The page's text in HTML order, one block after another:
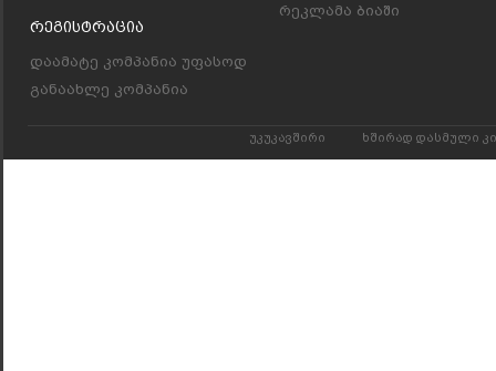
Რეგისტრაცია
დაამატე კომპანია უფასოდ
განაახლე კომპანია
რეკლამა ბიაში
უკუკავშირი ხშირად დასმული